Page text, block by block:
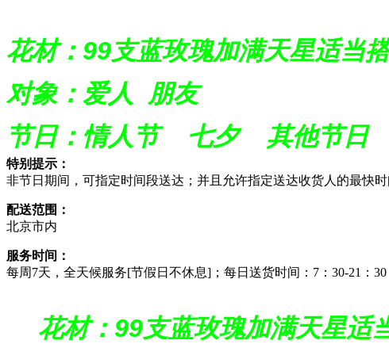
花材：99支蓝玫瑰加满天星适当
对象：爱人 朋友
节日：情人节 七夕 其他节日
特别提示：
非节日期间，可指定时间段送达；并且允许指定送达收货人的最快
配送范围：
北京市内
服务时间：
每周7天，全天候服务[节假日不休息]；每日送货时间：7：30-21：30
花材：99支蓝玫瑰加满天星适